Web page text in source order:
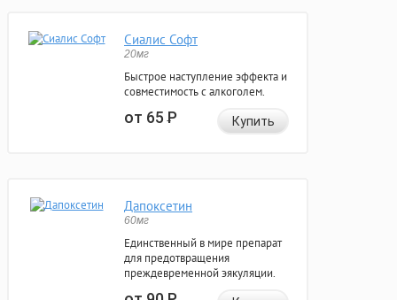
Сиалис Софт
20мг
Быстрое наступление эффекта и
совместимость с алкоголем.
от 65Р Купить
Дапоксетин
60мг
Единственный в мире препарат
для предотвращения
преждевременной эякуляции.